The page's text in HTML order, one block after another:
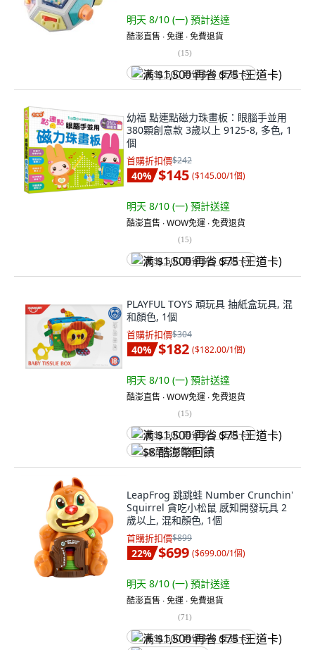
明天 8/10 (一) 預計送達
酷澎直售 ∙ 免運 ∙ 免費退貨
(15)
满 $1,500 再省 $75 (王道卡)
幼福 點連點磁力珠畫板：眼腦手並用
380顆創意款 3歲以上 9125-8, 多色, 1
個
首購折扣價$242
40% $145 ($145.00/1個)
明天 8/10 (一) 預計送達
酷澎直售 ∙ WOW免運 ∙ 免費退貨
(15)
满 $1,500 再省 $75 (王道卡)
PLAYFUL TOYS 頑玩具 抽紙盒玩具, 混
和顏色, 1個
首購折扣價$304
40% $182 ($182.00/1個)
明天 8/10 (一) 預計送達
酷澎直售 ∙ WOW免運 ∙ 免費退貨
(15)
满 $1,500 再省 $75 (王道卡)
$8 酷澎幣回饋
LeapFrog 跳跳蛙 Number Crunchin'
Squirrel 貪吃小松鼠 感知開發玩具 2
歲以上, 混和顏色, 1個
首購折扣價$899
22% $699 ($699.00/1個)
明天 8/10 (一) 預計送達
酷澎直售 ∙ 免運 ∙ 免費退貨
(71)
满 $1,500 再省 $75 (王道卡)